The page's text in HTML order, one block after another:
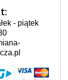
- piątek